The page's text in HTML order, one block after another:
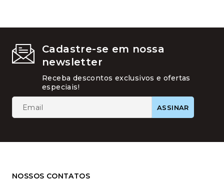
Cadastre-se em nossa
newsletter
Receba descontos exclusivos e ofertas
especiais!
NOSSOS CONTATOS